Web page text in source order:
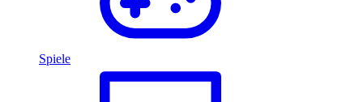
Spiele